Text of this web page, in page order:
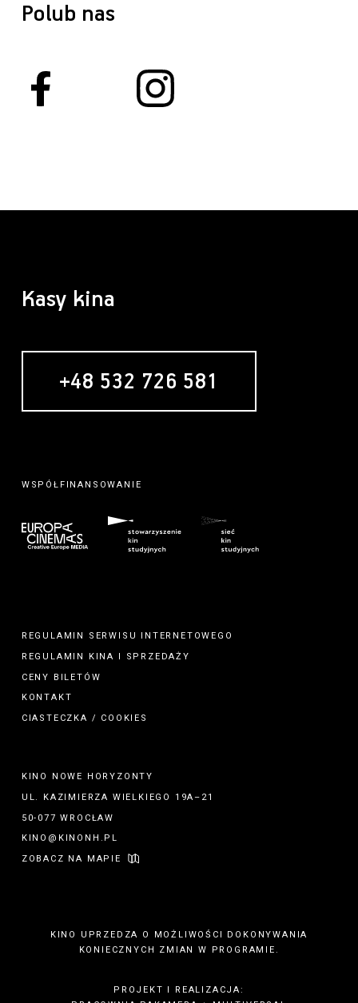
Polub nas
Kasy kina
+48 532 726 581
WSPÓŁFINANSOWANIE
REGULAMIN SERWISU INTERNETOWEGO
REGULAMIN
KINA
SPRZEDAŻY
CENY BILETÓW
KONTAKT
CIASTECZKA / COOKIES
KINO NOWE HORYZONTY
UL. KAZIMIERZA WIELKIEGO 19A–21
50-077 WROCŁAW
KINO@KINONH.PL
ZOBACZ NA MAPIE
KINO UPRZEDZA O MOŻLIWOŚCI DOKONYWANIA
KONIECZNYCH ZMIAN W PROGRAMIE.
PROJEKT I REALIZACJA: